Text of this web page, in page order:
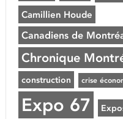
Camillien Houde
Canadiens de
Chronique
construction crise
Expo 67